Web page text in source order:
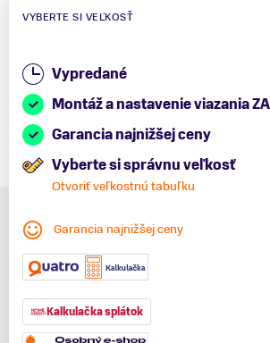
VYBERTE SI VEĽKOSŤ
Vypredané
Montáž a nastavenie viazania
Garancia najnižšej ceny
Vyberte si správnu veľkosť
Otvoriť veľkostnú tabuľku
Garancia najnižšej ceny
Kalkulačka splátok